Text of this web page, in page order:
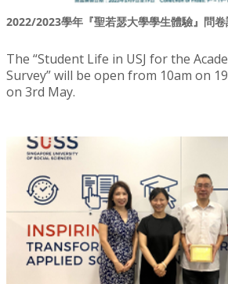
2022/2023學年『聖若瑟大學學生體驗』問
The “Student Life in USJ for the
Survey” will be open from 10am on
on 3rd May.